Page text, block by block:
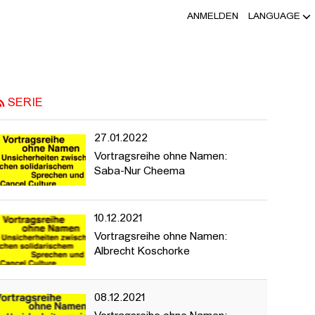
ANMELDEN LANGUAGE
SERIE
27.01.2022
Vortragsreihe ohne Namen:
Saba-Nur Cheema
10.12.2021
Vortragsreihe ohne Namen:
Albrecht Koschorke
08.12.2021